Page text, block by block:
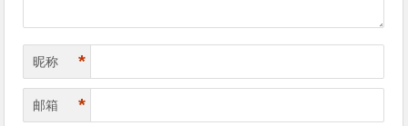
昵称 *
邮箱 *